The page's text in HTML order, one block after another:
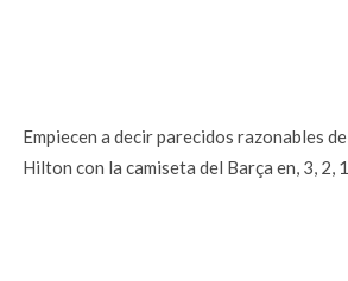
Empiecen a decir parecidos razonables
Hilton con la camiseta del Barça en, 3, 2,